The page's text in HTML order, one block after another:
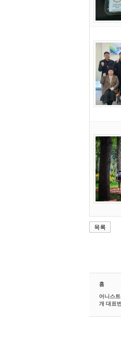
목록
홈
어니스
개 대표